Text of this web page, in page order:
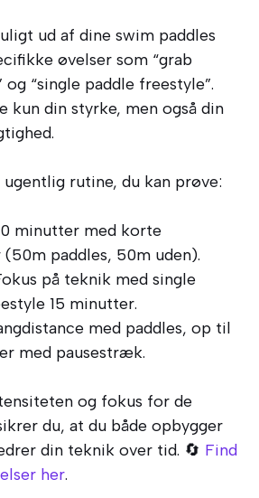
ud af dine swim paddles
øvelser som “grab
“single paddle freestyle”.
kun din styrke, men også din
rutine, du kan prøve:
minutter med korte
paddles, 50m uden).
på teknik med single
15 minutter.
med paddles, op til
med pausestræk.
og fokus for de
du, at du både opbygger
din teknik over tid. 🔄 Find
her.